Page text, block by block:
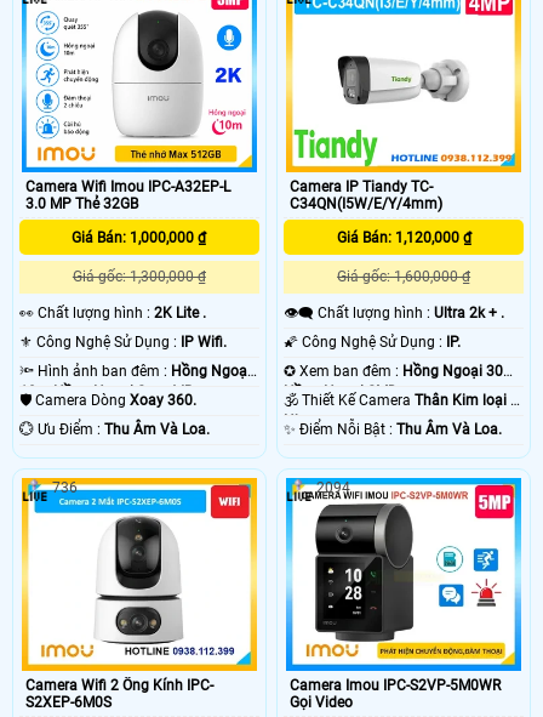
Camera Wifi Imou IPC-A32EP-L
3.0 MP Thẻ 32GB
Giá Bán: 1,000,000 ₫
Giá gốc: 1,300,000 ₫
️👀 Chất lượng hình : 2K Lite .
⚜️ Công Nghệ Sử Dụng :
IP Wifi.
🔦 Hình ảnh ban đêm : Hồng Ngoại
10m Hồng Ngoại Smart IR.
🛡 Camera Dòng Xoay 360.
️💮 Ưu Điểm : Thu Âm Và Loa.
Camera IP Tiandy TC-
C34QN(I5W/E/Y/4mm)
Giá Bán: 1,120,000 ₫
Giá gốc: 1,600,000 ₫
👁️‍🗨 Chất lượng hình :Ultra 2k + .
🌠 Công Nghệ Sử Dụng :
IP.
✪ Xem ban đêm : Hồng Ngoại 30m
Hồng Ngoại SMD.
🕉️ Thiết Kế CameraThân Kim loại +
Nhựa.
️✨ Điểm Nỗi Bật :Thu Âm Và Loa.
Camera Wifi 2 Ống Kính IPC-
S2XEP-6M0S
736
Camera Imou IPC-S2VP-5M0WR
Gọi Video
2094